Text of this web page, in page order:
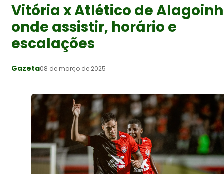
Vitória x Atlético de
onde assistir, horário e
escalações
Gazeta08 de março de 2025